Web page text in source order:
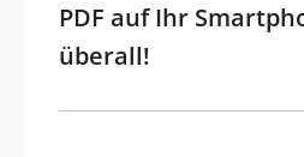
PDF auf Ihr
überall!